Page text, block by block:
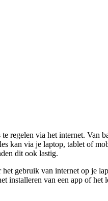
regelen via het internet. Van
kan via je laptop, tablet of
dit ook lastig.
het gebruik van internet op je
installeren van een app of